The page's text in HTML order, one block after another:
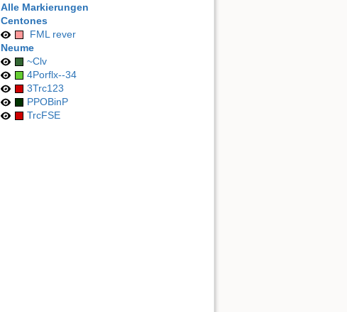
Alle Markierungen
Centones
FML rever
Neume
~Clv
4Porflx--34
3Trc123
PPOBinP
TrcFSE